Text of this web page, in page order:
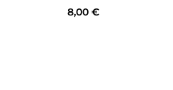
8,00 €